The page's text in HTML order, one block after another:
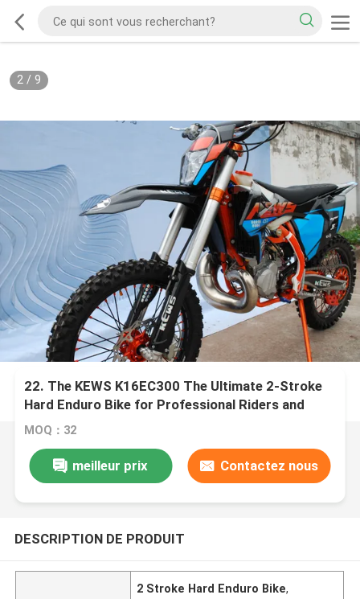
2/ 9
​​22. The KEWS K16EC300 The Ultimate 2-Stroke
Hard Enduro Bike for Professional Riders and
Hardcore Off-Road Enthusiasts
MOQ：32
meilleur prix Contactez nous
DESCRIPTION DE PRODUIT
2 Stroke Hard Enduro Bike,